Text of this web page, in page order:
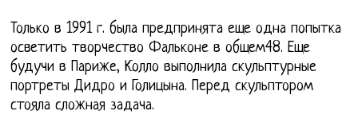
Только в 1991 г. была предпринята еще одна попытка
осветить творчество Фальконе в общем48. Еще
будучи в Париже, Колло выполнила скульптурные
портреты Дидро и Голицына. Перед скульптором
стояла сложная задача.